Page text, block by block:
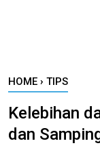
HOME › TIPS
Kelebihan
dan